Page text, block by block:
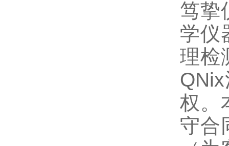
笃挚
学仪
理检
权。
守合